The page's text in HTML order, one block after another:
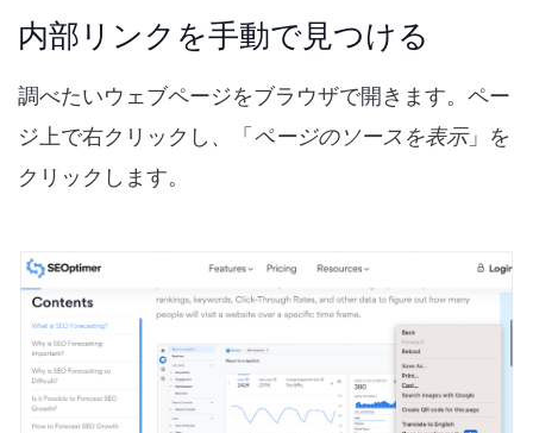
内部リンクを手動で見つける
調べたいウェブページをブラウザで開きます。ペー
ジ上で右クリックし、「ページのソースを表示」を
クリックします。